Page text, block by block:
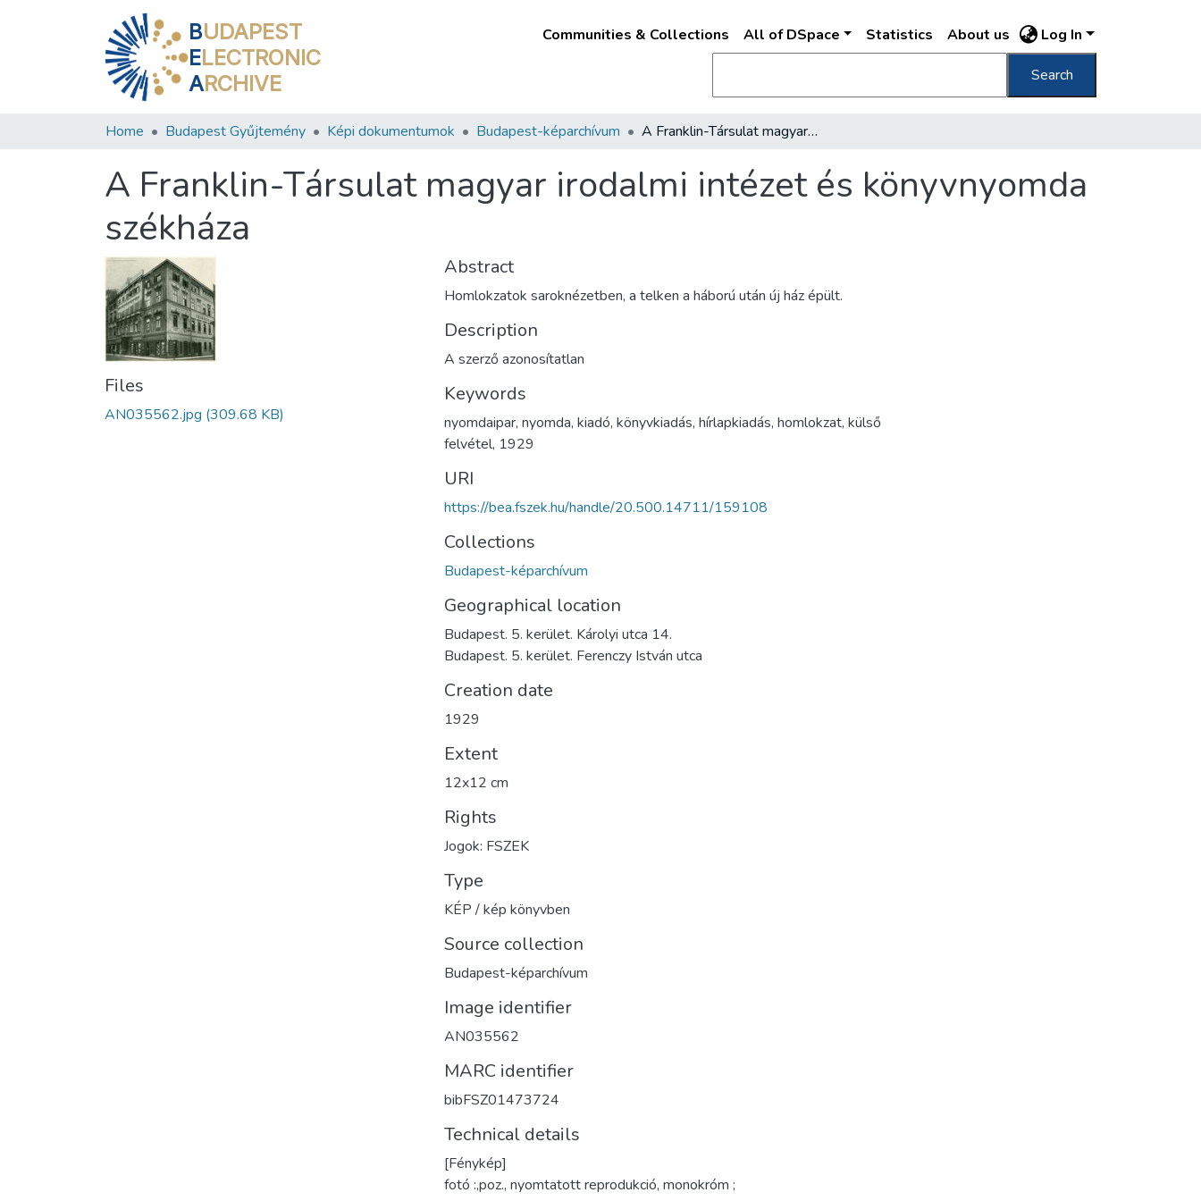
BUDAPEST
ELECTRONIC
ARCHIVE
Communities & Collections All of DSpace Statistics About us Log In
Search
Home Budapest Gyűjtemény Képi dokumentumok Budapest-képarchívum A Franklin-Társulat magyar irodalmi intézet és könyvnyomda székháza
A Franklin-Társulat magyar irodalmi intézet és könyvnyomda
székháza
Files
AN035562.jpg (309.68 KB)
Abstract
Homlokzatok saroknézetben, a telken a háború után új ház épült.
Description
A szerző azonosítatlan
Keywords
nyomdaipar, nyomda, kiadó, könyvkiadás, hírlapkiadás, homlokzat, külső
felvétel, 1929
URI
https://bea.fszek.hu/handle/20.500.14711/159108
Collections
Budapest-képarchívum
Geographical location
Budapest. 5. kerület. Károlyi utca 14.
Budapest. 5. kerület. Ferenczy István utca
Creation date
1929
Extent
12x12 cm
Rights
Jogok: FSZEK
Type
KÉP / kép könyvben
Source collection
Budapest-képarchívum
Image identifier
AN035562
MARC identifier
bibFSZ01473724
Technical details
[Fénykép]
fotó :,poz., nyomtatott reprodukció, monokróm ;